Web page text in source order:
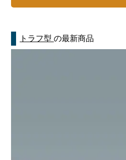
トラフ型の最新商品